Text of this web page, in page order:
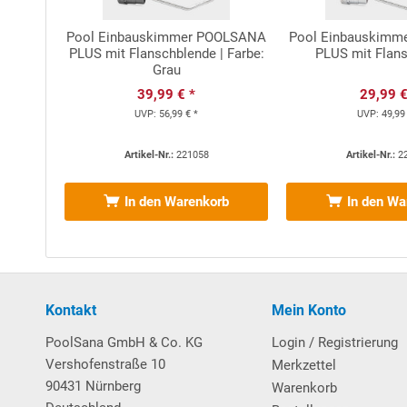
Nähere Informationen hierzu finden Sie in unseren
Sehr stabiler und eleganterHandlauf aus Aluminium
enthaltene Poolfolie mit
bei einem späteren Folienwechsel benötigt.
Handlaufs abgeschnitten und im zweiten Schritt
Weitere wissenswerte Informationen über unsere
Download Vorabanleitung Aufbau Rundbecken
Sicherheitshinweise:
Vor dem Bau und der
und befolgt werden. Um Ertrinken oder ernsthafte
5 Jahren - durch geeignete Sicherheitseinrichtungen
Sicherheitsvorschriften und -einrichtungen können
Pool Einbauskimmer POOLSANA
PLUS mit Flanschblende | Farbe:
Grau
39,99 € *
UVP: 56,99 € *
Artikel-Nr.: 221058
In den Warenkorb
Pool
PLUS mit
29,99
UVP:
Artikel-Nr.:
In den
Kontakt
PoolSana GmbH & Co. KG
Vershofenstraße 10
90431 Nürnberg
Mein Konto
Login / Registrierung
Merkzettel
Warenkorb